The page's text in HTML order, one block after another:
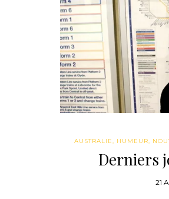
AUSTRALIE, HUMEUR,
Derniers
21